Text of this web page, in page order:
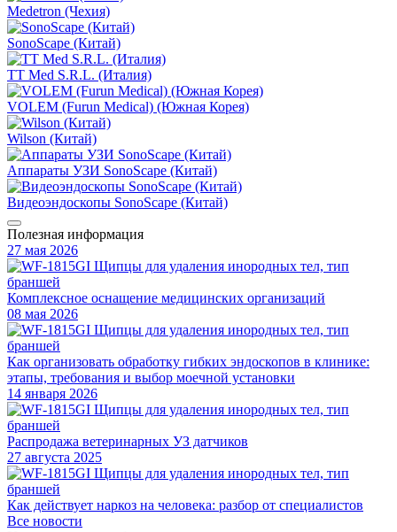
Medetron (Чехия)
SonoScape (Китай)
TT Med S.R.L. (Италия)
VOLEM (Furun Medical) (Южная Корея)
Wilson (Китай)
Аппараты УЗИ SonoScape (Китай)
Видеоэндоскопы SonoScape (Китай)
Полезная информация
27 мая 2026
Комплексное оснащение медицинских организаций
08 мая 2026
Как организовать обработку гибких эндоскопов в клинике:
этапы, требования и выбор моечной установки
14 января 2026
Распродажа ветеринарных УЗ датчиков
27 августа 2025
Как действует наркоз на человека: разбор от специалистов
Все новости